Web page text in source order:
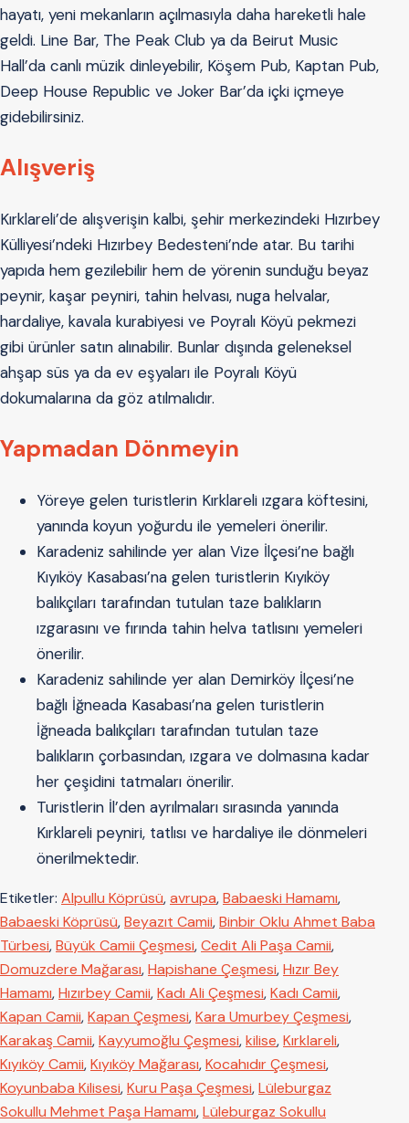
hayatı, yeni mekanların açılmasıyla daha hareketli hale
geldi. Line Bar, The Peak Club ya da Beirut Music
Hall’da canlı müzik dinleyebilir, Köşem Pub, Kaptan Pub,
Deep House Republic ve Joker Bar’da içki içmeye
gidebilirsiniz.
Alışveriş
Kırklareli’de alışverişin kalbi, şehir merkezindeki Hızırbey
Külliyesi’ndeki Hızırbey Bedesteni’nde atar. Bu tarihi
yapıda hem gezilebilir hem de yörenin sunduğu beyaz
peynir, kaşar peyniri, tahin helvası, nuga helvalar,
hardaliye, kavala kurabiyesi ve Poyralı Köyü pekmezi
gibi ürünler satın alınabilir. Bunlar dışında geleneksel
ahşap süs ya da ev eşyaları ile Poyralı Köyü
dokumalarına da göz atılmalıdır.
Yapmadan Dönmeyin
Yöreye gelen turistlerin Kırklareli ızgara köftesini,
yanında koyun yoğurdu ile yemeleri önerilir.
Karadeniz sahilinde yer alan Vize İlçesi’ne bağlı
Kıyıköy Kasabası’na gelen turistlerin Kıyıköy
balıkçıları tarafından tutulan taze balıkların
ızgarasını ve fırında tahin helva tatlısını yemeleri
önerilir.
Karadeniz sahilinde yer alan Demirköy İlçesi’ne
bağlı İğneada Kasabası’na gelen turistlerin
İğneada balıkçıları tarafından tutulan taze
balıkların çorbasından, ızgara ve dolmasına kadar
her çeşidini tatmaları önerilir.
Turistlerin İl’den ayrılmaları sırasında yanında
Kırklareli peyniri, tatlısı ve hardaliye ile dönmeleri
önerilmektedir.
Etiketler: Alpullu Köprüsü,avrupa,Babaeski Hamamı,
Babaeski Köprüsü,Beyazıt Camii,Binbir Oklu Ahmet Baba
Türbesi,Büyük Camii Çeşmesi,Cedit Ali Paşa Camii,
Domuzdere Mağarası,Hapishane Çeşmesi,Hızır Bey
Hamamı,Hızırbey Camii,Kadı Ali Çeşmesi,Kadı Camii,
Kapan Camii,Kapan Çeşmesi,Kara Umurbey Çeşmesi,
Karakaş Camii,Kayyumoğlu Çeşmesi,kilise,Kırklareli,
Kıyıköy Camii,Kıyıköy Mağarası,Kocahıdır Çeşmesi,
Koyunbaba Kilisesi,Kuru Paşa Çeşmesi,Lüleburgaz
Sokullu Mehmet Paşa Hamamı,Lüleburgaz Sokullu